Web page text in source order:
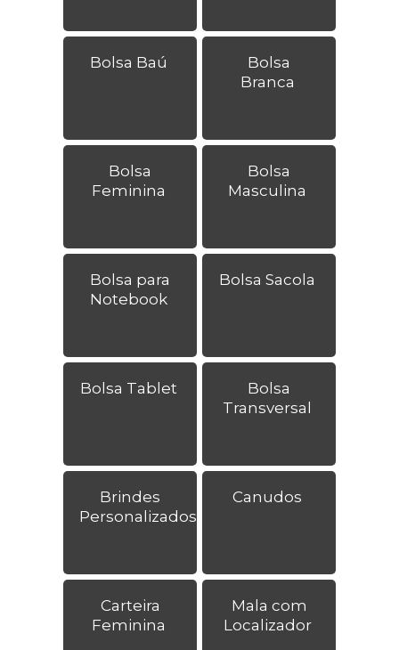
Bolsa Baú
Bolsa
Branca
Bolsa
Feminina
Bolsa
Masculina
Bolsa para
Notebook
Bolsa Sacola
Bolsa Tablet
Bolsa
Transversal
Brindes
Personalizados
Canudos
Carteira
Feminina
Mala com
Localizador